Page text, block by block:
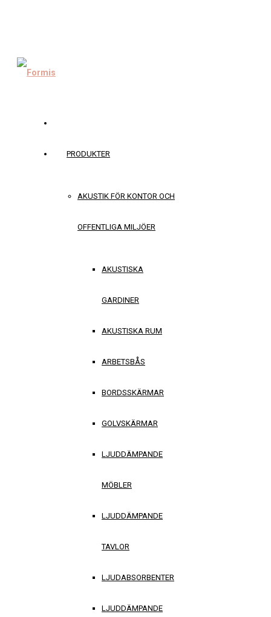
PRODUKTER
AKUSTIK FÖR KONTOR OCH
OFFENTLIGA MILJÖER
AKUSTISKA
GARDINER
AKUSTISKA RUM
ARBETSBÅS
BORDSSKÄRMAR
GOLVSKÄRMAR
LJUDDÄMPANDE
MÖBLER
LJUDDÄMPANDE
TAVLOR
LJUDABSORBENTER
LJUDDÄMPANDE